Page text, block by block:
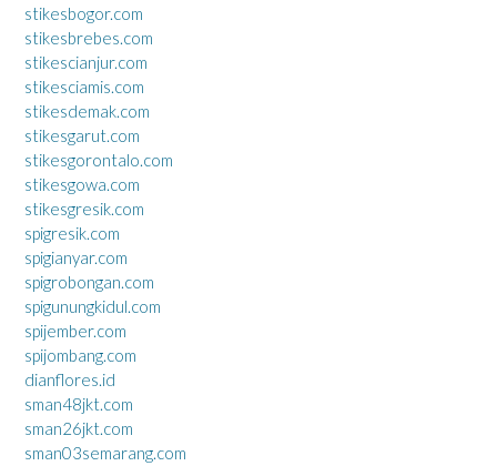
stikesbogor.com
stikesbrebes.com
stikescianjur.com
stikesciamis.com
stikesdemak.com
stikesgarut.com
stikesgorontalo.com
stikesgowa.com
stikesgresik.com
spigresik.com
spigianyar.com
spigrobongan.com
spigunungkidul.com
spijember.com
spijombang.com
dianflores.id
sman48jkt.com
sman26jkt.com
sman03semarang.com